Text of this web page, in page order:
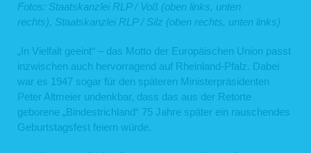
Fotos: Staatskanzlei RLP / Voß (oben links, unten
rechts), Staatskanzlei RLP / Silz (oben rechts, unten links)
„In Vielfalt geeint“ – das Motto der Europäischen Union passt
inzwischen auch hervorragend auf Rheinland-Pfalz. Dabei
war es 1947 sogar für den späteren Ministerpräsidenten
Peter Altmeier undenkbar, dass das aus der Retorte
geborene „Bindestrichland“ 75 Jahre später ein rauschendes
Geburtstagsfest feiern würde.